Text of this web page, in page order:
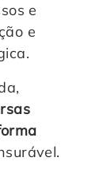
e
e